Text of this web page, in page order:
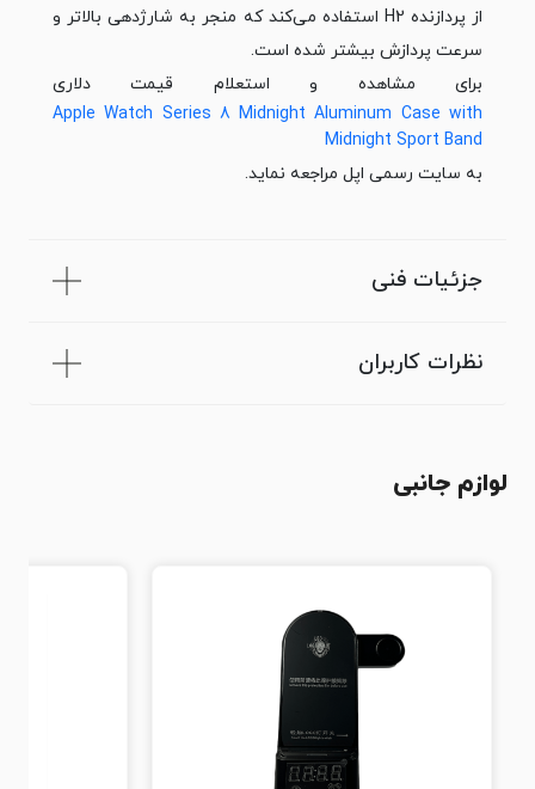
از پردازنده H2 استفاده می‌کند که منجر به شارژدهی بالاتر و
سرعت پردازش بیشتر شده است.
برای مشاهده و استعلام قیمت دلاری
Apple Watch Series 8 Midnight Aluminum Case with
Midnight Sport Band
به سایت رسمی اپل مراجعه نماید.
جزئیات فنی
نظرات کاربران
لوازم جانبی